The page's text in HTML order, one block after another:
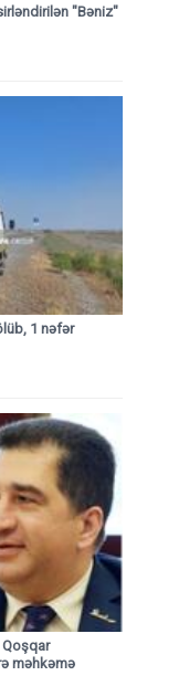
"Bəniz"
1 nəfər
Qoşqar
məhkəmə